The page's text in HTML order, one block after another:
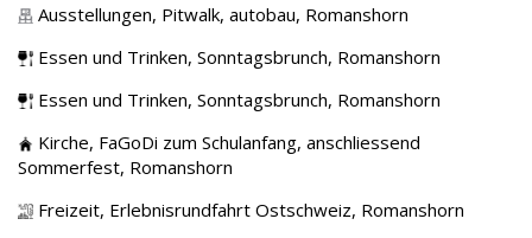
Ausstellungen, Pitwalk, autobau, Romanshorn
Essen und Trinken, Sonntagsbrunch, Romanshorn
Essen und Trinken, Sonntagsbrunch, Romanshorn
Kirche, FaGoDi zum Schulanfang, anschliessend
Sommerfest, Romanshorn
Freizeit, Erlebnisrundfahrt Ostschweiz, Romanshorn